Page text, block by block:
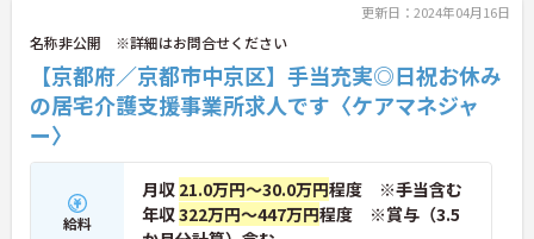
更新日：2024年04月16日
名称非公開 ※詳細はお問合せください
【京都府／京都市中京区】手当充実◎日祝お休み
の居宅介護支援事業所求人です〈ケアマネジャ
ー〉
給料
月収 21.0万円～30.0万円程度 ※手当含む
年収322万円～447万円程度 ※賞与（3.5